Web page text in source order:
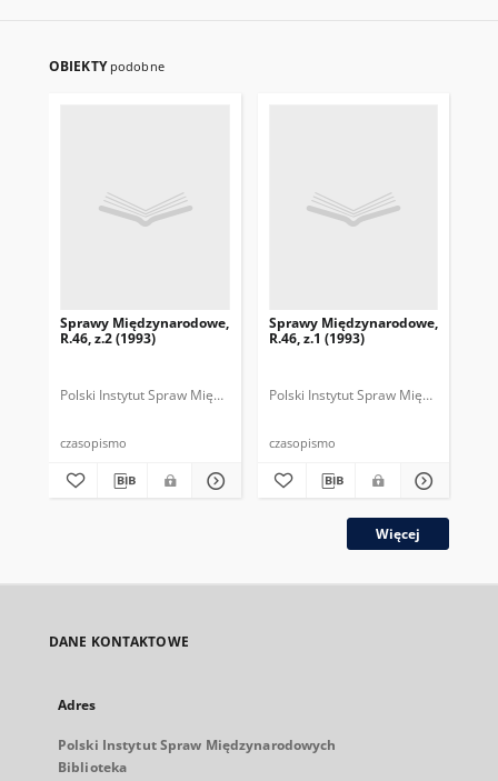
OBIEKTY podobne
Sprawy Międzynarodowe,
R.46, z.2 (1993)
Polski Instytut Spraw Międzynarodowych. Polska Fundacja Spraw
czasopismo
Sprawy Międzynarodowe,
R.46, z.1 (1993)
Polski Instytut Spraw
czasopismo
Więcej
DANE KONTAKTOWE
Adres
Polski Instytut Spraw Międzynarodowych
Biblioteka